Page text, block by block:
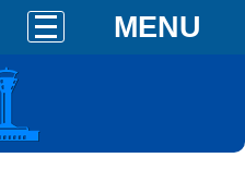
MENU